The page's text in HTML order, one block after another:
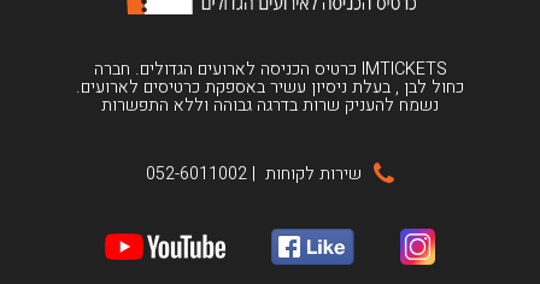
IMTICKETS כרטיס הכניסה לארועים הגדולים. חברה
כחול לבן , בעלת ניסיון עשיר באספקת כרטיסים לארועים.
נשמח להעניק שרות בדרגה גבוהה וללא התפשרות
שירות לקוחות |
052-6011002